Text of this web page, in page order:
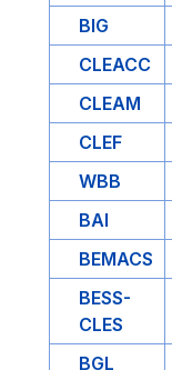
BIG
CLEACC
CLEAM
CLEF
WBB
BAI
BEMACS
BESS-
CLES
BGL